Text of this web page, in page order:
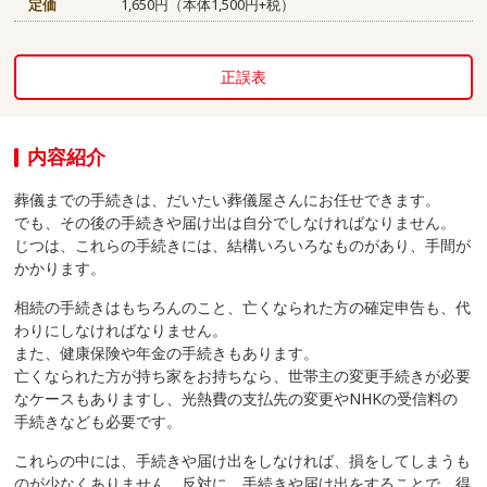
定価 1,650円（本体1,500円+税）
正誤表
内容紹介
葬儀までの手続きは、だいたい葬儀屋さんにお任せできます。
でも、その後の手続きや届け出は自分でしなければなりません。
じつは、これらの手続きには、結構いろいろなものがあり、手間が
かかります。
相続の手続きはもちろんのこと、亡くなられた方の確定申告も、代
わりにしなければなりません。
また、健康保険や年金の手続きもあります。
亡くなられた方が持ち家をお持ちなら、世帯主の変更手続きが必要
なケースもありますし、光熱費の支払先の変更やNHKの受信料の
手続きなども必要です。
これらの中には、手続きや届け出をしなければ、損をしてしまうも